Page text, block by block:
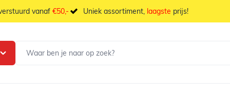
vanaf €50,- Uniek assortiment, laagste prijs!